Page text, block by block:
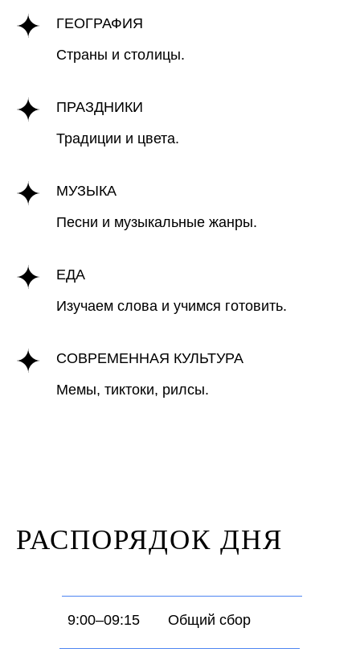
ГЕОГРАФИЯ
Страны и столицы.
ПРАЗДНИКИ
Традиции и цвета.
МУЗЫКА
Песни и музыкальные жанры.
ЕДА
Изучаем слова и учимся готовить.
СОВРЕМЕННАЯ КУЛЬТУРА
Мемы, тиктоки, рилсы.
РАСПОРЯДОК ДНЯ
9:00–09:15 Общий сбор